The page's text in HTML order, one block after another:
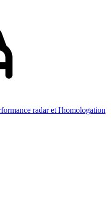
radar et l'homologation